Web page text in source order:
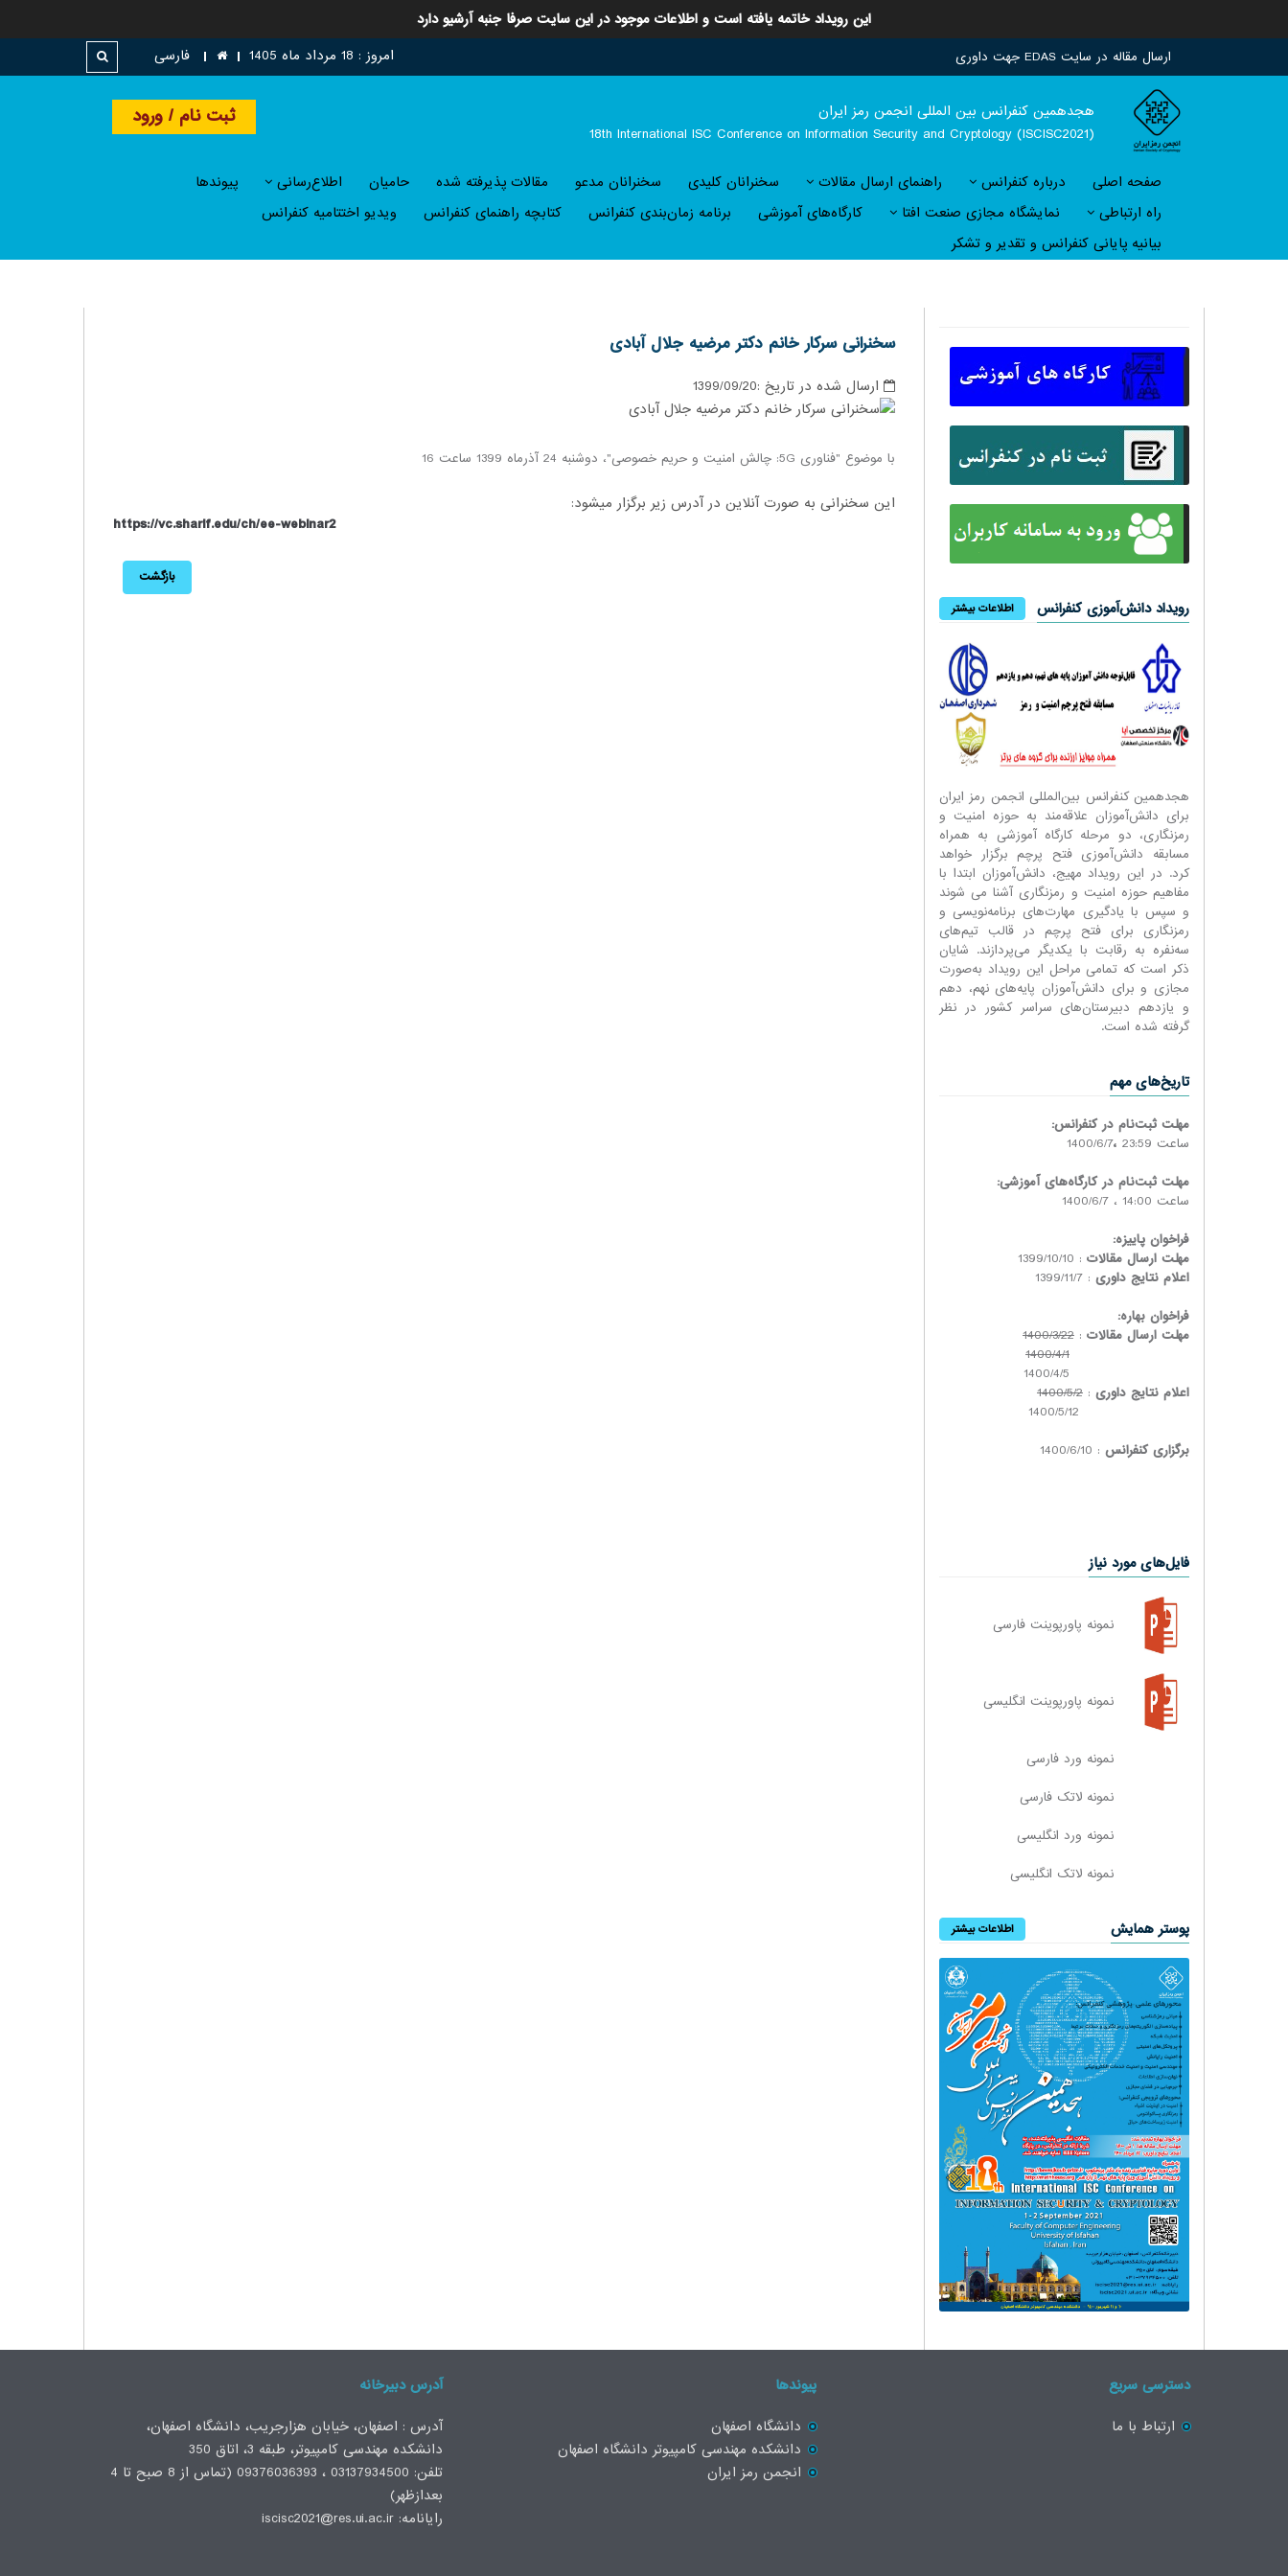
این رویداد خاتمه یافته است و اطلاعات موجود در این سایت صرفا جنبه آرشیو دارد
ارسال مقاله در سایت EDAS جهت داوری امروز : 18 مرداد ماه 1405 فارسی
هجدهمين كنفرانس بين المللی انجمن رمز ايران
18th International ISC Conference on Information Security and Cryptology (ISCISC2021)
ثبت نام / ورود
صفحه اصلی درباره کنفرانس راهنمای ارسال مقالات سخنرانان کلیدی سخنرانان مدعو مقالات پذیرفته شده حامیان اطلاع‌رسانی
پيوندها
راه ارتباطی
نمایشگاه مجازی صنعت افتا کارگاه‌های آموزشی برنامه زمان‌بندی کنفرانس کتابچه راهنمای کنفرانس
ویدیو اختتامیه کنفرانس
بیانیه پایانی کنفرانس و تقدیر و تشکر
سخنرانی سرکار خانم دکتر مرضیه جلال آبادی
ارسال شده در تاریخ :1399/09/20
با موضوع "فناوری 5G: چالش امنیت و حریم خصوصی"، دوشنبه 24 آذرماه 1399 ساعت 16
این سخنرانی به صورت آنلاین در آدرس زیر برگزار میشود:
https://vc.sharif.edu/ch/ee-webinar2
بازگشت
رویداد دانش‌آموزی کنفرانس اطلاعات بیشتر
هجدهمین کنفرانس بین‌المللی انجمن رمز ایران
برای دانش‌آموزان علاقه‌مند به حوزه امنیت و
رمزنگاری، دو مرحله کارگاه آموزشی به همراه
مسابقه دانش‌آموزی فتح پرچم برگزار خواهد
کرد. در این رویداد مهیج، دانش‌آموزان ابتدا با
مفاهیم حوزه امنیت و رمزنگاری آشنا می شوند
و سپس با یادگیری مهارت‌های برنامه‌نویسی و
رمزنگاری برای فتح پرچم در قالب تیم‌های
سه‌نفره به رقابت با یکدیگر می‌پردازند. شایان
ذکر است که تمامی مراحل این رویداد به‌صورت
مجازی و برای دانش‌آموزان پایه‌های نهم، دهم
و یازدهم دبیرستان‌های سراسر کشور در نظر
گرفته شده است.
تاریخ‌های مهم
مهلت ثبتنام در کنفرانس:
ساعت 23:59
،1400/6/7
مهلت ثبتنام در کارگاههای آموزشی:
ساعت 14:00 ،
1400/6/7
فراخوان پاییزه:
مهلت ارسال مقالات : 1399/10/10
اعلام نتایج داوری : 1399/11/7
فراخوان بهاره:
مهلت ارسال مقالات :
1400/3/22
1400/4/1
1400/4/5
اعلام نتایج داوری :
1400/5/2
1400/5/12
برگزاری کنفرانس : 1400/6/10
فایل‌های مورد نیاز
نمونه پاورپوینت فارسی
نمونه پاورپوینت انگلیسی
نمونه ورد فارسی
نمونه لاتک فارسی
نمونه ورد انگلیسی
نمونه لاتک انگلیسی
پوستر همایش اطلاعات بیشتر
دسترسی سریع
ارتباط با ما
پیوندها
دانشگاه اصفهان
دانشکده مهندسی کامپیوتر دانشگاه اصفهان
انجمن رمز ایران
آدرس دبیرخانه
آدرس : اصفهان، خیابان هزارجریب، دانشگاه اصفهان،
دانشکده مهندسی کامپیوتر، طبقه 3، اتاق 350
تلفن: 03137934500 ، 09376036393 (تماس از 8 صبح تا 4
بعدازظهر)
رایانامه: iscisc2021@res.ui.ac.ir